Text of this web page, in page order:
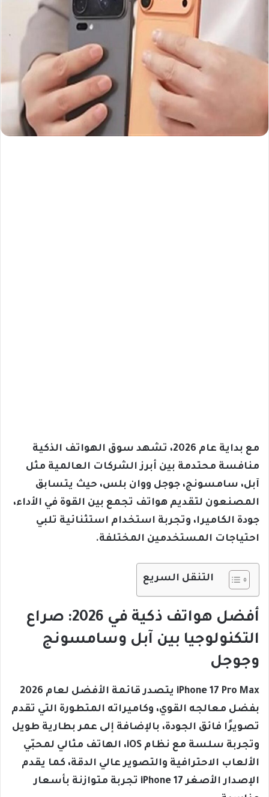
مع بداية عام 2026، تشهد سوق الهواتف الذكية
منافسة محتدمة بين أبرز الشركات العالمية مثل
آبل، سامسونج، جوجل ووان بلس، حيث يتسابق
المصنعون لتقديم هواتف تجمع بين القوة في الأداء،
جودة الكاميرا، وتجربة استخدام استثنائية تلبي
احتياجات المستخدمين المختلفة.
التنقل السريع
أفضل هواتف ذكية في 2026: صراع
التكنولوجيا بين آبل وسامسونج
وجوجل
iPhone 17 Pro Max
يتصدر قائمة الأفضل لعام 2026
بفضل معالجه القوي، وكاميراته المتطورة التي تقدم
تصويرًا فائق الجودة، بالإضافة إلى عمر بطارية طويل
وتجربة سلسة مع نظام iOS، الهاتف مثالي لمحبّي
الألعاب الاحترافية والتصوير عالي الدقة، كما يقدم
الإصدار الأصغر iPhone 17 تجربة متوازنة بأسعار